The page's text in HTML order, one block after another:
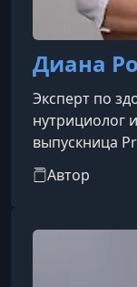
Диана
Эксперт по
нутрициолог
выпускница
глубокие
оздоровления
Автор